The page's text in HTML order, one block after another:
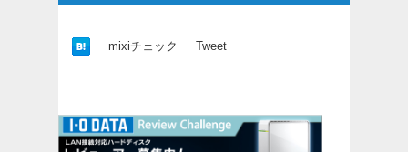
mixiチェック Tweet